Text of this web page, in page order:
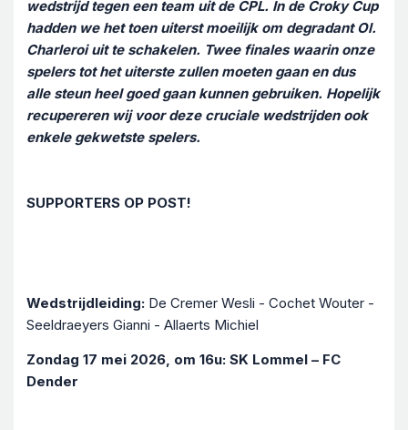
wedstrijd tegen een team uit de CPL. In de Croky Cup
hadden we het toen uiterst moeilijk om degradant Ol.
Charleroi uit te schakelen. Twee finales waarin onze
spelers tot het uiterste zullen moeten gaan en dus
alle steun heel goed gaan kunnen gebruiken. Hopelijk
recupereren wij voor deze cruciale wedstrijden ook
enkele gekwetste spelers.
SUPPORTERS OP POST!
Wedstrijdleiding: De Cremer Wesli - Cochet Wouter -
Seeldraeyers Gianni - Allaerts Michiel
Zondag 17 mei 2026, om 16u: SK Lommel – FC
Dender